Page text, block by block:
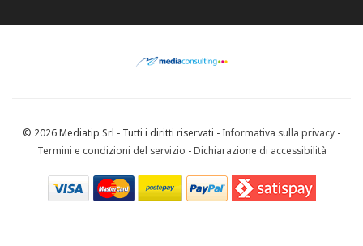
© 2026 Mediatip Srl - Tutti i diritti riservati - Informativa sulla privacy -
Termini e condizioni del servizio -Dichiarazione di accessibilità